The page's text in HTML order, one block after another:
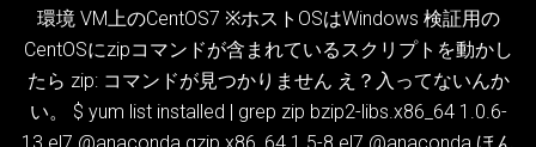
環境 VM上のCentOS7 ※ホストOSはWindows 検証用の
CentOSにzipコマンドが含まれているスクリプトを動かし
たら zip: コマンドが見つかりません え？入ってないんか
い。 $ yum list installed | grep zip bzip2-libs.x86_64 1.0.6-